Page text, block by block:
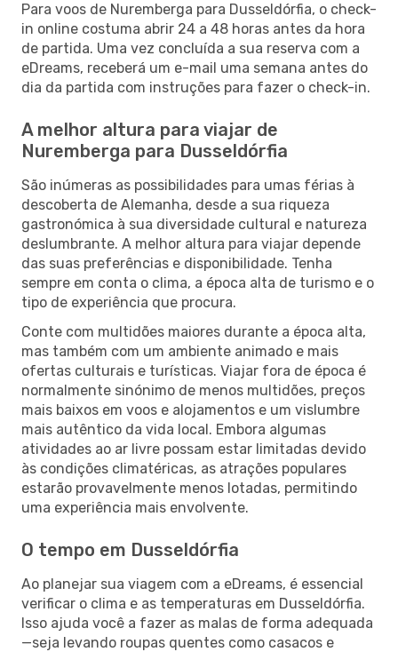
Para voos de Nuremberga para Dusseldórfia, o check-
in online costuma abrir 24 a 48 horas antes da hora
de partida. Uma vez concluída a sua reserva com a
eDreams, receberá um e-mail uma semana antes do
dia da partida com instruções para fazer o check-in.
A melhor altura para viajar de
Nuremberga para Dusseldórfia
São inúmeras as possibilidades para umas férias à
descoberta de Alemanha, desde a sua riqueza
gastronómica à sua diversidade cultural e natureza
deslumbrante. A melhor altura para viajar depende
das suas preferências e disponibilidade. Tenha
sempre em conta o clima, a época alta de turismo e o
tipo de experiência que procura.
Conte com multidões maiores durante a época alta,
mas também com um ambiente animado e mais
ofertas culturais e turísticas. Viajar fora de época é
normalmente sinónimo de menos multidões, preços
mais baixos em voos e alojamentos e um vislumbre
mais autêntico da vida local. Embora algumas
atividades ao ar livre possam estar limitadas devido
às condições climatéricas, as atrações populares
estarão provavelmente menos lotadas, permitindo
uma experiência mais envolvente.
O tempo em Dusseldórfia
Ao planejar sua viagem com a eDreams, é essencial
verificar o clima e as temperaturas em Dusseldórfia.
Isso ajuda você a fazer as malas de forma adequada
—seja levando roupas quentes como casacos e